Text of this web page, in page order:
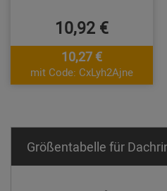
10,92 €
10,27 €
mit Code: CxLyh2Ajne
Größentabelle für